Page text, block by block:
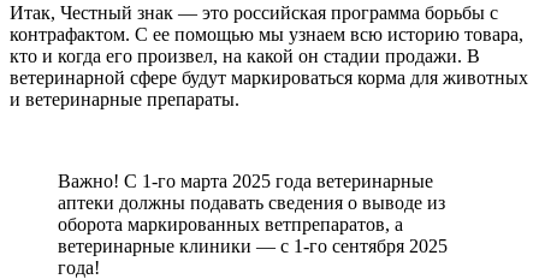
Итак, Честный знак — это российская программа борьбы с
контрафактом. С ее помощью мы узнаем всю историю товара,
кто и когда его произвел, на какой он стадии продажи. В
ветеринарной сфере будут маркироваться корма для животных
и ветеринарные препараты.
Важно! С 1-го марта 2025 года ветеринарные
аптеки должны подавать сведения о выводе из
оборота маркированных ветпрепаратов, а
ветеринарные клиники — с 1-го сентября 2025
года!